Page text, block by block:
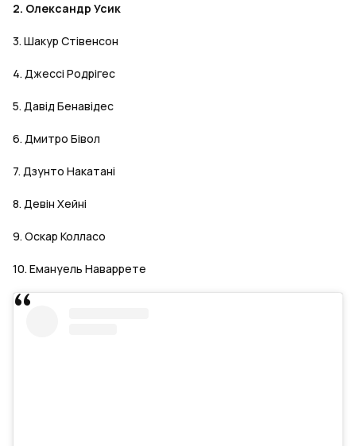
2. Олександр Усик
3. Шакур Стівенсон
4. Джессі Родрігес
5. Давід Бенавідес
6. Дмитро Бівол
7. Дзунто Накатані
8. Девін Хейні
9. Оскар Колласо
10. Емануель Наваррете